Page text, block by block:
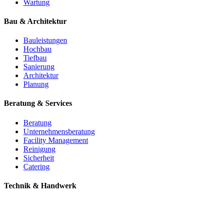
Wartung
Bau & Architektur
Bauleistungen
Hochbau
Tiefbau
Sanierung
Architektur
Planung
Beratung & Services
Beratung
Unternehmensberatung
Facility Management
Reinigung
Sicherheit
Catering
Technik & Handwerk